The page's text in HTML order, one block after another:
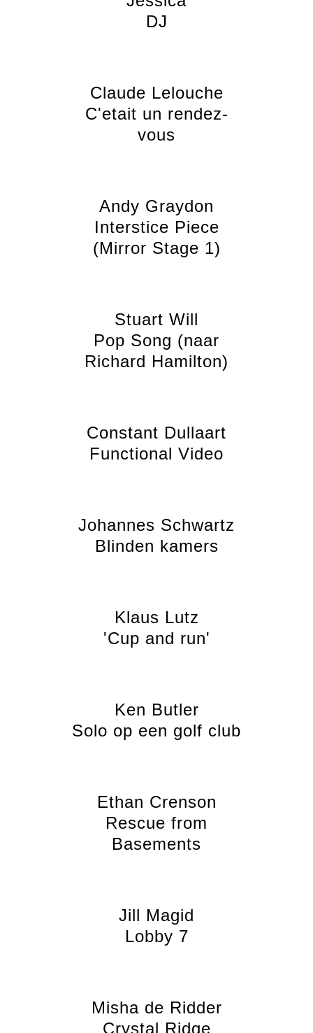
DJ
Claude Lelouche
C'etait un rendez-
vous
Andy Graydon
Interstice Piece
(Mirror Stage 1)
Stuart Will
Pop Song (naar
Richard Hamilton)
Constant Dullaart
Functional Video
Johannes Schwartz
Blinden kamers
Klaus Lutz
'Cup and run'
Ken Butler
Solo op een golf club
Ethan Crenson
Rescue from
Basements
Jill Magid
Lobby 7
Misha de Ridder
Crystal Ridge